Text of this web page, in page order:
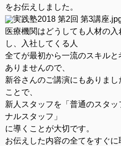
をお伝えしました。
医療機関はどうしても人材の
し、入社してくる人
全てが最初から一流のスキル
ありませんので、
新谷さんのご講演にもありま
ことで、
新人スタッフを「普通のスタ
ナルスタッフ」
に導くことが大切です。
お伝えした内容の全てをすぐ